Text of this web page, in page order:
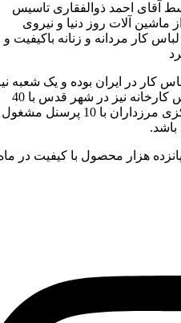
ایلدا در سال 1382 توسط آقای احمد ذوالفقاری تاسیس
ماشین آلات روز دنیا و نیروی
کار مردانه و زنانه باکیفیت و
کار در ایران بوده و یک شعبه
در کشور عمان استان مسقط و آدرس کارخانه نیز در شهر قدس با 40
نیروی تولیدی مستقیم و در دفتر مرکزی مرزداران با 10 پرسنل مشغول
هزار محصول با کیفیت در